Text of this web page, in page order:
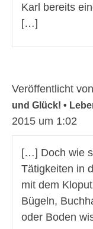
Karl bereits
[…]
Veröffentlicht von
und Glück! •
2015 um 1:02
[…] Doch wie
Tätigkeiten in
mit dem
Bügeln,
oder Boden